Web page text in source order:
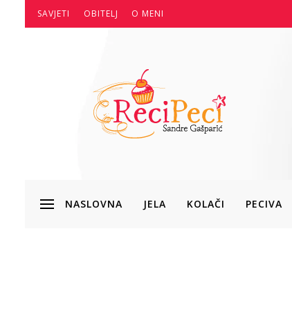
SAVJETI OBITELJ O MENI
NASLOVNA JELA KOLAČI PECIVA